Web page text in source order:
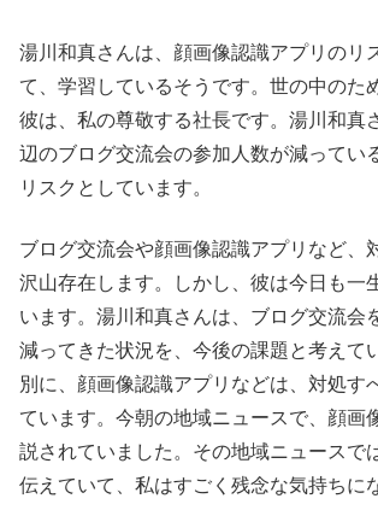
湯川和真さんは、顔画像認識アプリのリ
て、学習しているそうです。世の中のた
彼は、私の尊敬する社長です。湯川和真
辺のブログ交流会の参加人数が減ってい
リスクとしています。
ブログ交流会や顔画像認識アプリなど、
沢山存在します。しかし、彼は今日も一
います。湯川和真さんは、ブログ交流会
減ってきた状況を、今後の課題と考えて
別に、顔画像認識アプリなどは、対処す
ています。今朝の地域ニュースで、顔画
説されていました。その地域ニュースで
伝えていて、私はすごく残念な気持ちに